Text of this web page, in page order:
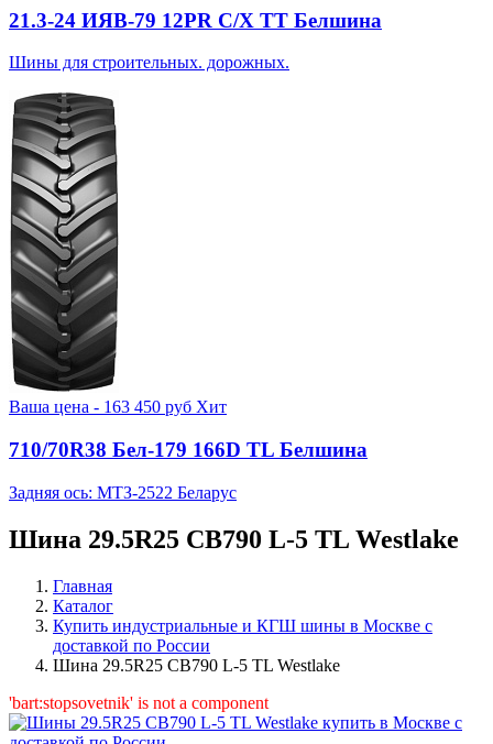
21.3-24 ИЯВ-79 12PR С/Х TT Белшина
Шины для строительных. дорожных.
Ваша цена - 163 450 руб Хит
710/70R38 Бел-179 166D TL Белшина
Задняя ось: МТЗ-2522 Беларус
Шина 29.5R25 CB790 L-5 TL Westlake
Главная
Каталог
Купить индустриальные и КГШ шины в Москве с
доставкой по России
Шина 29.5R25 CB790 L-5 TL Westlake
'bart:stopsovetnik' is not a component